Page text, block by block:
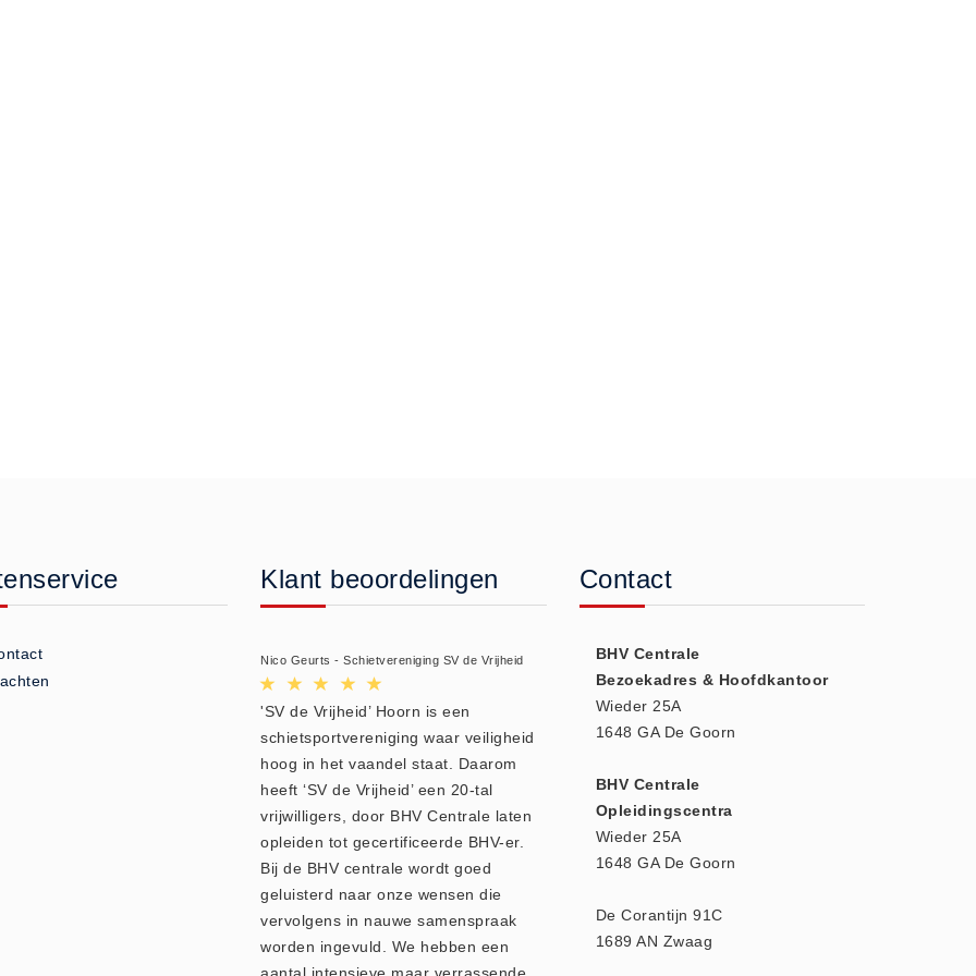
Klant beoordelingen
Nico Geurts - Schietvereniging SV de Vrijheid
'SV de Vrijheid’ Hoorn is een
schietsportvereniging waar veiligheid
hoog in het vaandel staat. Daarom
heeft ‘SV de Vrijheid’ een 20-tal
vrijwilligers, door BHV Centrale laten
opleiden tot gecertificeerde BHV-er.
Bij de BHV centrale wordt goed
geluisterd naar onze wensen die
vervolgens in nauwe samenspraak
worden ingevuld. We hebben een
Contact
BHV Centrale
Bezoekadres & Hoofdkantoor
Wieder 25A
1648 GA De Goorn
BHV Centrale
Opleidingscentra
Wieder 25A
1648 GA De Goorn
De Corantijn 91C
1689 AN Zwaag